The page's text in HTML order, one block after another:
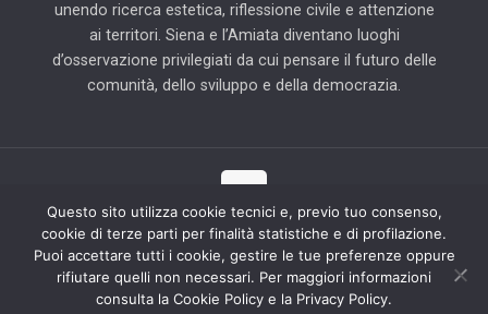
unendo ricerca estetica, riflessione civile e attenzione
ai territori. Siena e l’Amiata diventano luoghi
d’osservazione privilegiati da cui pensare il futuro delle
comunità, dello sviluppo e della democrazia.
© 2025 Il Blog di Pierluigi Piccini | Tutti i diritti riservati | Partner
tecnico: Hab Solution
Questo sito utilizza cookie tecnici e, previo tuo consenso,
cookie di terze parti per finalità statistiche e di profilazione.
Puoi accettare tutti i cookie, gestire le tue preferenze oppure
rifiutare quelli non necessari. Per maggiori informazioni
consulta la Cookie Policy e la Privacy Policy.